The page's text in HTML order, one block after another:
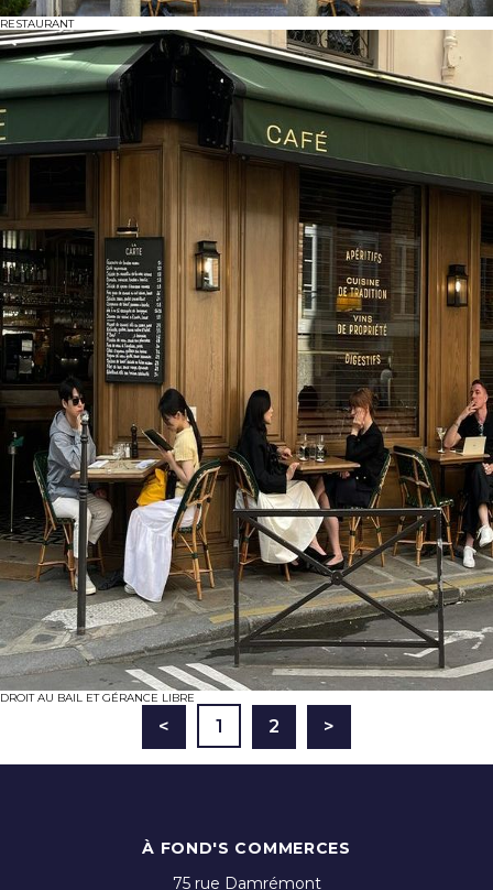
RESTAURANT
DROIT AU BAIL ET GÉRANCE LIBRE
< 1 2 >
À FOND'S COMMERCES
75 rue Damrémont